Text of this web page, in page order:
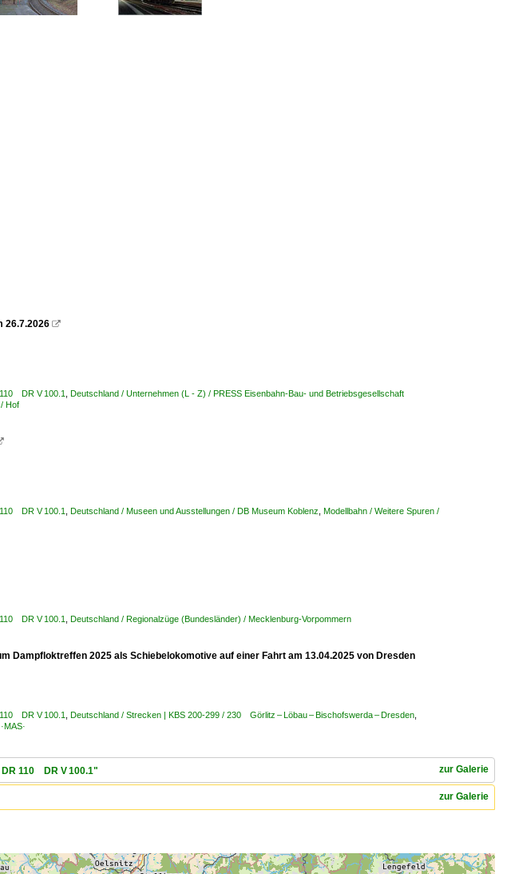
26.7.2026 
DR V 100.1
Deutschland / Unternehmen (L - Z) / PRESS Eisenbahn-Bau- und Betriebsgesellschaft
Hof
DR V 100.1 Deutschland / Museen und Ausstellungen / DB Museum Koblenz Modellbahn / Weitere Spuren /
DR V 100.1 Deutschland / Regionalzüge (Bundesländer) / Mecklenburg-Vorpommern
Dampfloktreffen 2025 als Schiebelokomotive auf einer Fahrt am 13.04.2025 von Dresden
DR V 100.1 Deutschland / Strecken | KBS 200-299 / 230 Görlitz – Löbau – Bischofswerda – Dresden
zur Galerie
110 DR V 100.1"
zur Galerie